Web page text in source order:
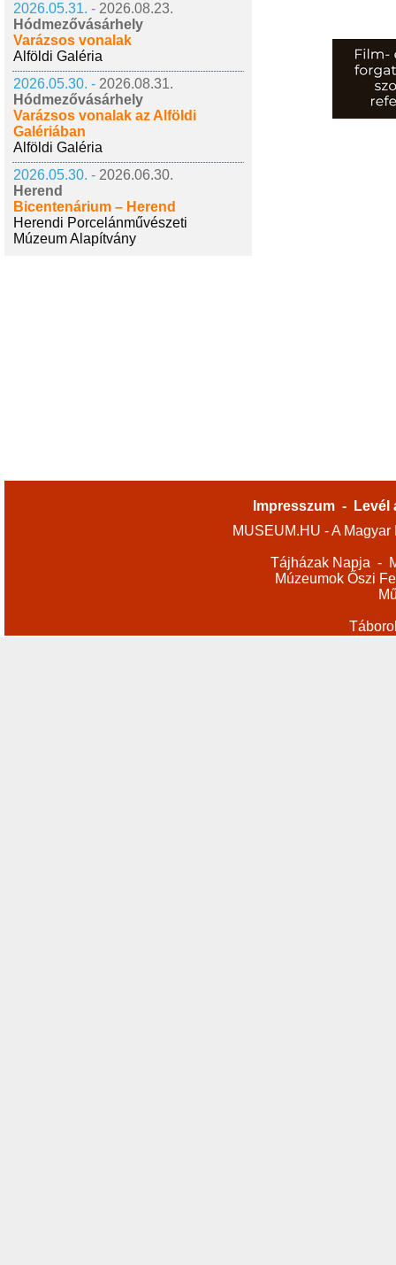
2026.05.31. - 2026.08.23.
Hódmezővásárhely
Varázsos vonalak
Alföldi Galéria
2026.05.30. - 2026.08.31.
Hódmezővásárhely
Varázsos vonalak az Alföldi
Galériában
Alföldi Galéria
2026.05.30. - 2026.06.30.
Herend
Bicentenárium – Herend
Herendi Porcelánművészeti
Múzeum Alapítvány
Impresszum -
Levél
MUSEUM.HU - A
Tájházak Napja -
Múzeumok Őszi